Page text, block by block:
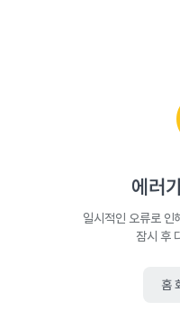
에러
일시적인 오류로 인
잠시 후
홈